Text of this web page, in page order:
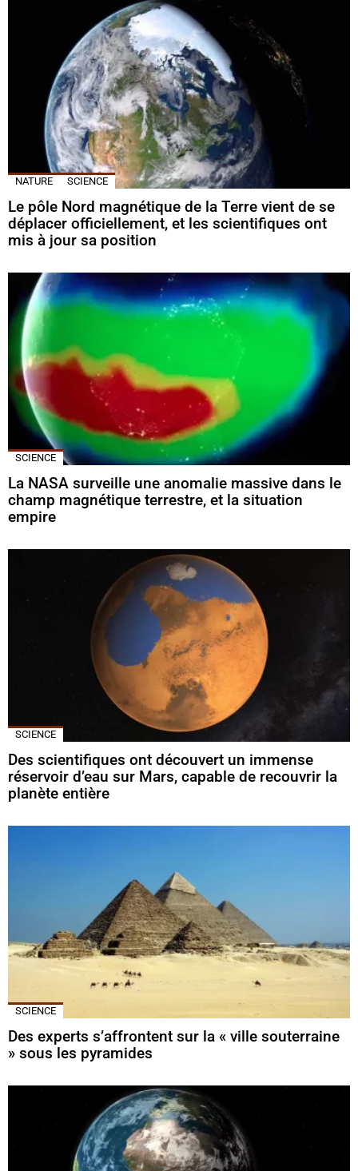
NATURE SCIENCE
Le pôle Nord magnétique de la Terre vient de se
déplacer officiellement, et les scientifiques ont
mis à jour sa position
SCIENCE
La NASA surveille une anomalie massive dans le
champ magnétique terrestre, et la situation
empire
SCIENCE
Des scientifiques ont découvert un immense
réservoir d’eau sur Mars, capable de recouvrir la
planète entière
SCIENCE
Des experts s’affrontent sur la « ville souterraine
» sous les pyramides